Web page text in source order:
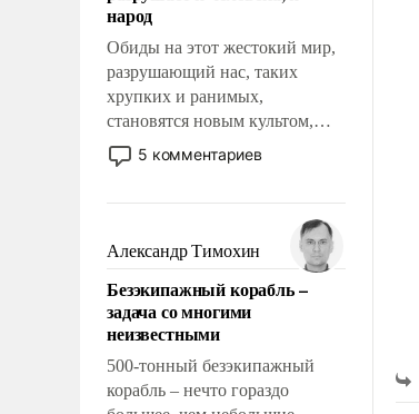
народ
Обиды на этот жестокий мир,
разрушающий нас, таких
хрупких и ранимых,
становятся новым культом,
постепенно вытесняя и
отменяя традиционное
мужественным и твердым под
ударами судьбы, брать на себя
ответственность, помогать
слабым, идти вперед и
адаптироваться.
5 комментариев
Александр Тимохин
Безэкипажный корабль –
задача со многими
неизвестными
500-тонный безэкипажный
корабль – нечто гораздо